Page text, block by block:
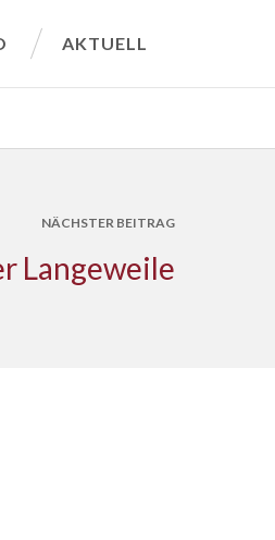
AKTUELL
NÄCHSTER BEITRAG
Langeweile